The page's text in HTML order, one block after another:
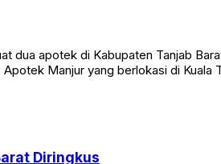
dua apotek di Kabupaten Tanjab
Manjur yang berlokasi di Kuala
Diringkus